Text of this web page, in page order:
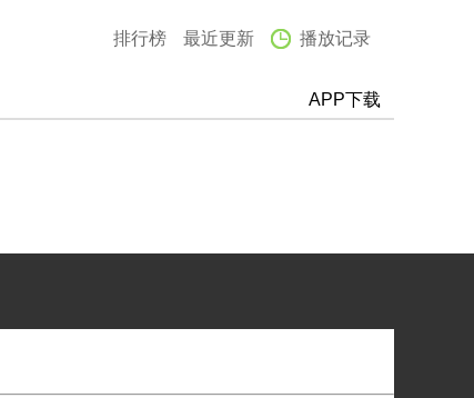
排行榜 最近更新 播放记录
APP下载